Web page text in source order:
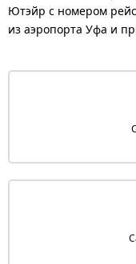
Ютэйр с номером
из аэропорта Уфа и